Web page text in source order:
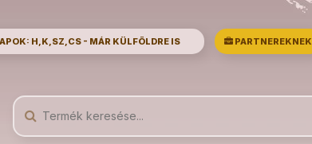
H,K,SZ,CS - MÁR KÜLFÖLDRE IS PARTNEREKNEK